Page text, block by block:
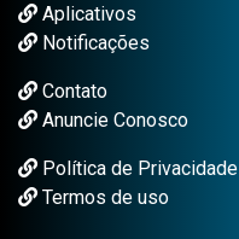
Aplicativos
Notificações
Contato
Anuncie Conosco
Política de Privacidade
Termos de uso